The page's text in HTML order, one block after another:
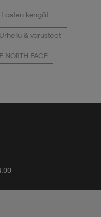
Lasten kengät
Urheilu & varusteet
NORTH FACE